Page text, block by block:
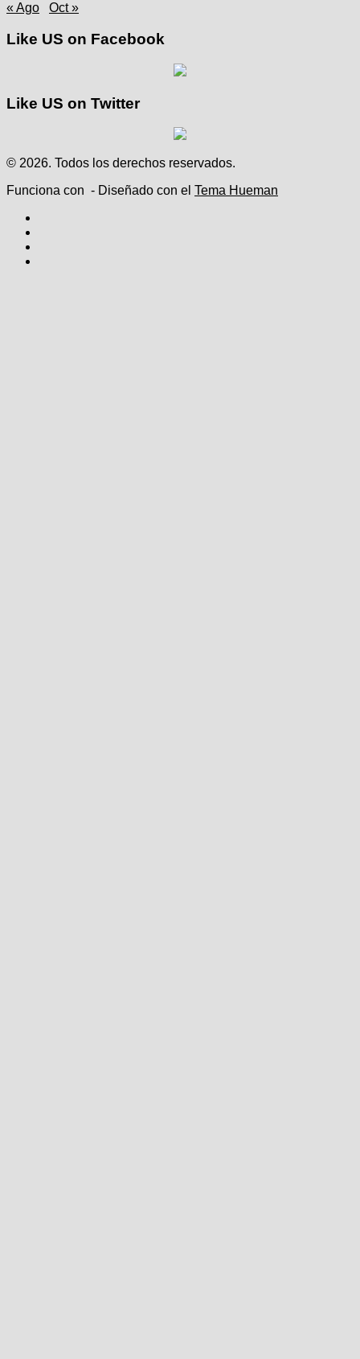
« Ago
Oct »
Like US on Facebook
Like US on Twitter
© 2026. Todos los derechos reservados.
Funciona con - Diseñado con el Tema Hueman